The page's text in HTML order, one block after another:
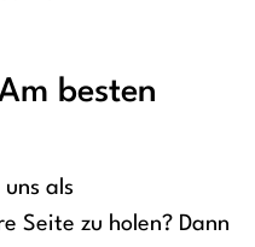
besten
als
Seite zu holen? Dann